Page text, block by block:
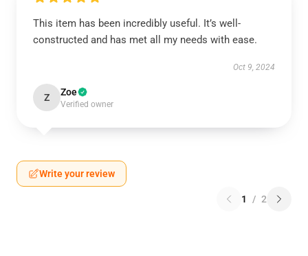
This item has been incredibly useful. It’s well-
constructed and has met all my needs with ease.
Oct 9, 2024
Z Zoe
Verified owner
Write your review
1 / 2